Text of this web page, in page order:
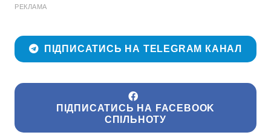
РЕКЛАМА
ПІДПИСАТИСЬ НА TELEGRAM КАНАЛ
ПІДПИСАТИСЬ НА FACEBOOK
СПІЛЬНОТУ